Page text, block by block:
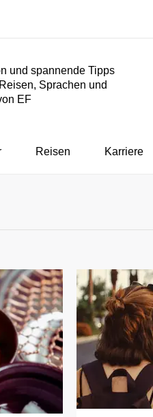
ansehen
und spannende Tipps
Sprachen und
EF
Reisen Karriere